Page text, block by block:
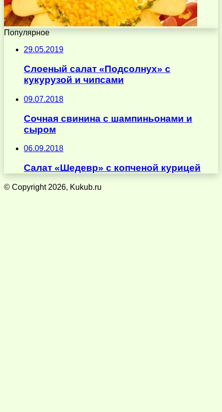
Популярное
29.05.2019
Слоеный салат «Подсолнух» с
кукурузой и чипсами
09.07.2018
Сочная свинина с шампиньонами и
сыром
06.09.2018
Салат «Шедевр» с копченой курицей
© Copyright 2026, Kukub.ru